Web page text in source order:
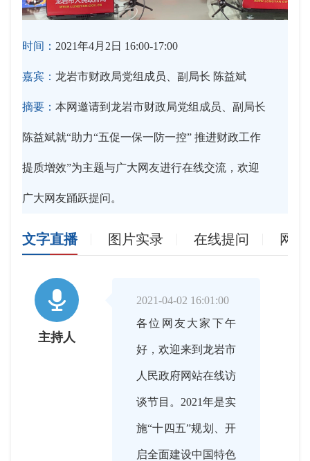
时间： 2021年4月2日 16:00-17:00
嘉宾： 龙岩市财政局党组成员、副局长 陈益斌
摘要： 本网邀请到龙岩市财政局党组成员、副局长
陈益斌就“助力“五促一保一防一控” 推进财政工作
提质增效”为主题与广大网友进行在线交流，欢迎
广大网友踊跃提问。
文字直播 图片实录 在线提问 网

主持人
2021-04-02 16:01:00
各位网友大家下午
好，欢迎来到龙岩市
人民政府网站在线访
谈节目。2021年是实
施“十四五”规划、开
启全面建设中国特色